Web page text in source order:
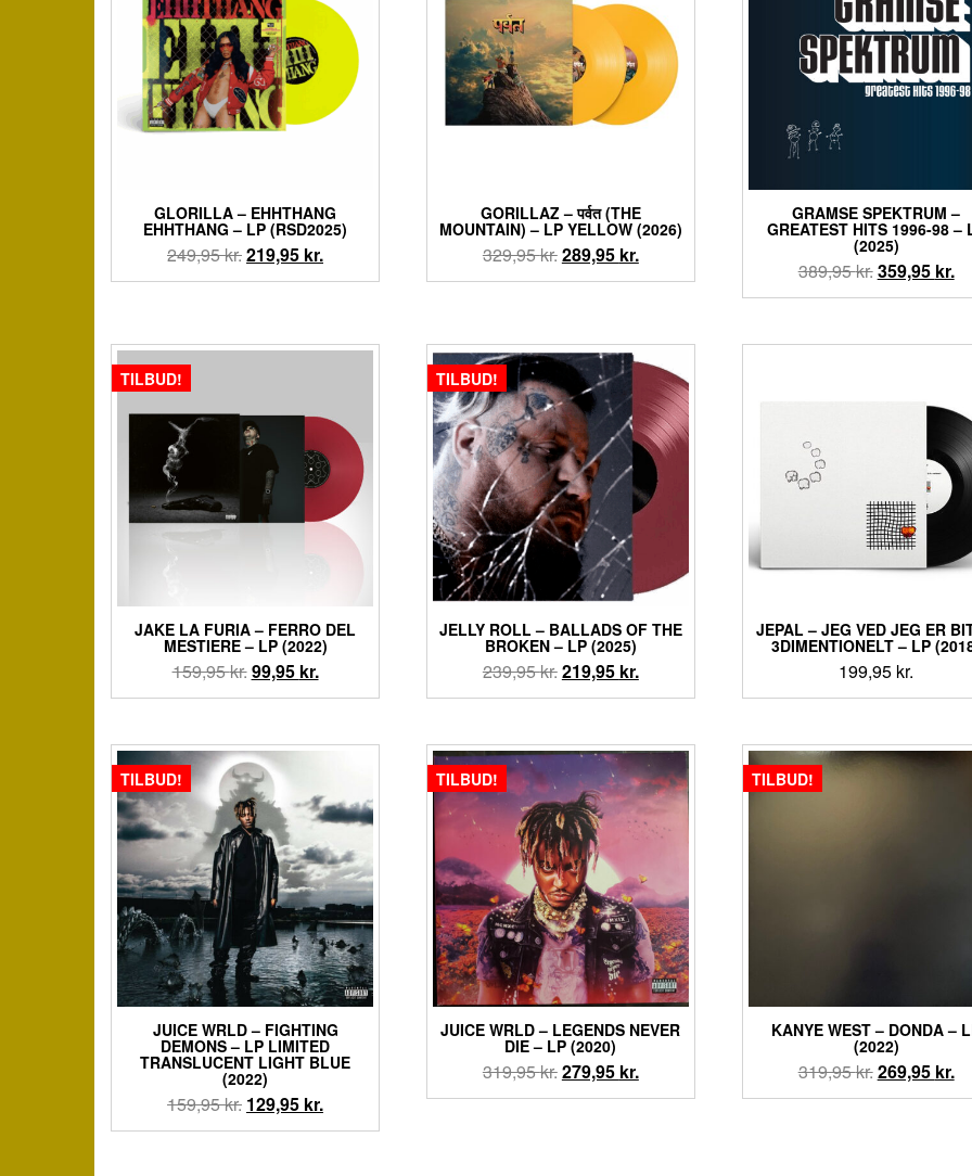
GLORILLA – EHHTHANG
EHHTHANG – LP (RSD2025)
249,95kr.Den
oprindelige
249,95 kr..
219,95 kr.Den
aktuelle
219,95 kr..
GORILLAZ – पर्वत (THE
MOUNTAIN) – LP YELLOW (2026)
329,95kr.Den
oprindelige
329,95 kr..
289,95 kr.Den
aktuelle
289,95 kr..
GRAMSE SPEKTRUM –
GREATEST HITS 1996-98 –
(2025)
389,95kr.Den
oprindelige
var:
359,95 kr.
er:
TILBUD!
JAKE LA FURIA – FERRO DEL
MESTIERE – LP (2022)
159,95kr.Den
oprindelige
var:
159,95 kr..
99,95 kr.Den
aktuelle
er:
TILBUD!
JELLY ROLL – BALLADS OF THE
BROKEN – LP (2025)
239,95kr.Den
oprindelige
var:
239,95 kr..
219,95 kr.Den
aktuelle
er:
219,95 kr..
JEPAL ‎– JEG VED JEG ER
3DIMENTIONELT – LP
199,95 kr.
TILBUD!
JUICE WRLD – FIGHTING
DEMONS – LP LIMITED
TRANSLUCENT LIGHT BLUE
(2022)
159,95kr. Den
oprindelige
129,95 kr.Den
aktuelle
TILBUD!
JUICE WRLD – LEGENDS NEVER
DIE – LP (2020)
319,95kr.Den
oprindelige
279,95 kr.Den
aktuelle
TILBUD!
KANYE WEST – DONDA –
(2022)
319,95kr.Den
oprindelige
269,95 kr.